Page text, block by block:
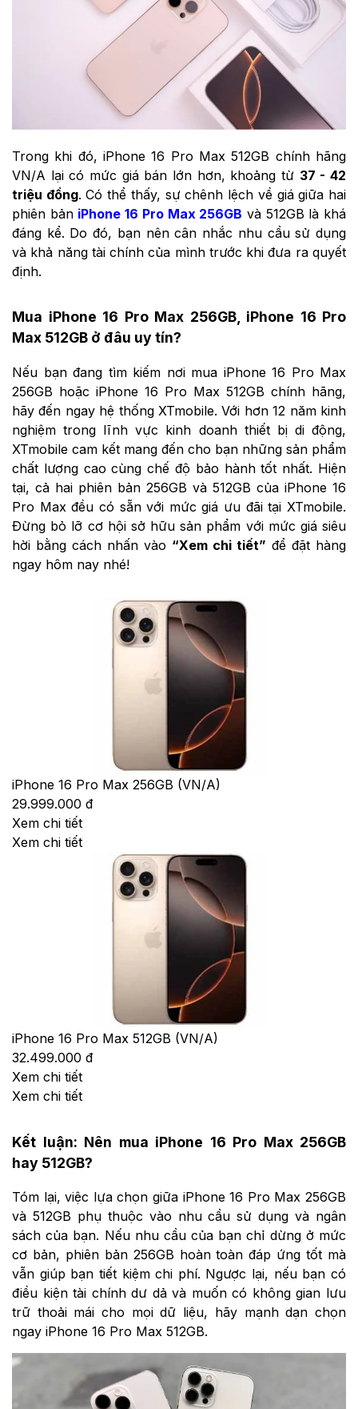
Trong khi đó, iPhone 16 Pro Max 512GB chính hãng
VN/A lại có mức giá bán lớn hơn, khoảng từ 37 - 42
triệu đồng. Có thể thấy, sự chênh lệch về giá giữa hai
phiên bản iPhone 16 Pro Max 256GB và 512GB là khá
đáng kể. Do đó, bạn nên cân nhắc nhu cầu sử dụng
và khả năng tài chính của mình trước khi đưa ra quyết
định.
Mua iPhone 16 Pro Max 256GB, iPhone 16 Pro
Max 512GB ở đâu uy tín?
Nếu bạn đang tìm kiếm nơi mua iPhone 16 Pro Max
256GB hoặc iPhone 16 Pro Max 512GB chính hãng,
hãy đến ngay hệ thống XTmobile. Với hơn 12 năm kinh
nghiệm trong lĩnh vực kinh doanh thiết bị di động,
XTmobile cam kết mang đến cho bạn những sản phẩm
chất lượng cao cùng chế độ bảo hành tốt nhất. Hiện
tại, cả hai phiên bản 256GB và 512GB của iPhone 16
Pro Max đều có sẵn với mức giá ưu đãi tại XTmobile.
Đừng bỏ lỡ cơ hội sở hữu sản phẩm với mức giá siêu
hời bằng cách nhấn vào “Xem chi tiết” để đặt hàng
ngay hôm nay nhé!
iPhone 16 Pro Max 256GB (VN/A)
29.999.000 đ
Xem chi tiết
Xem chi tiết
iPhone 16 Pro Max 512GB (VN/A)
32.499.000 đ
Xem chi tiết
Xem chi tiết
Kết luận: Nên mua iPhone 16 Pro Max 256GB
hay 512GB?
Tóm lại, việc lựa chọn giữa iPhone 16 Pro Max 256GB
và 512GB phụ thuộc vào nhu cầu sử dụng và ngân
sách của bạn. Nếu nhu cầu của bạn chỉ dừng ở mức
cơ bản, phiên bản 256GB hoàn toàn đáp ứng tốt mà
vẫn giúp bạn tiết kiệm chi phí. Ngược lại, nếu bạn có
điều kiện tài chính dư dả và muốn có không gian lưu
trữ thoải mái cho mọi dữ liệu, hãy mạnh dạn chọn
ngay iPhone 16 Pro Max 512GB.